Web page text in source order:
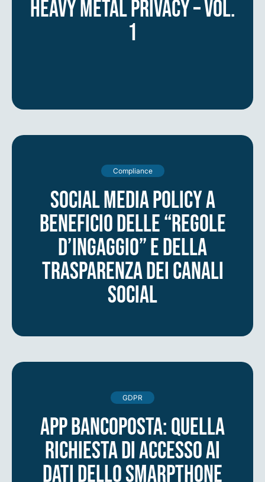
Heavy Metal Privacy – vol.
1
Compliance
Social Media Policy a
beneficio delle “regole
d’ingaggio” e della
trasparenza dei canali
social
GDPR
App Bancoposta: quella
richiesta di accesso ai
dati dello smarpthone